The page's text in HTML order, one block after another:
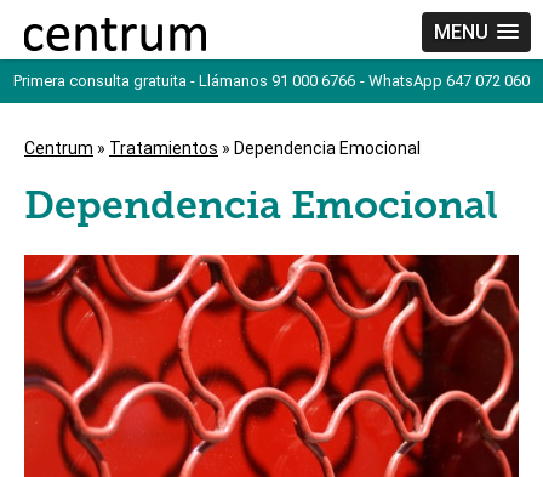
MENU
Primera consulta gratuita - Llámanos 91 000 6766 - WhatsApp 647 072 060
Centrum » Tratamientos » Dependencia Emocional
Dependencia Emocional